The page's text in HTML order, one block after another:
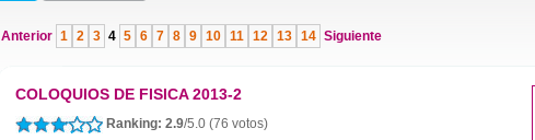
Anterior 1 2 3 4 5 6 7 8 9 10 11 12 13 14 Siguiente
COLOQUIOS DE FISICA 2013-2
Ranking: 2.9/5.0 (76 votos)